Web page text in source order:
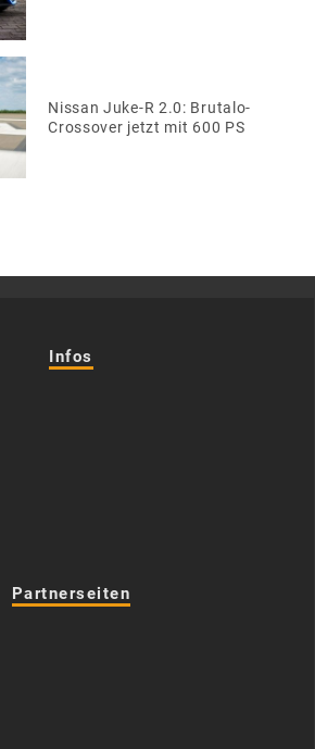
Nissan Juke-R 2.0: Brutalo-
Crossover jetzt mit 600 PS
Infos
Partnerseiten